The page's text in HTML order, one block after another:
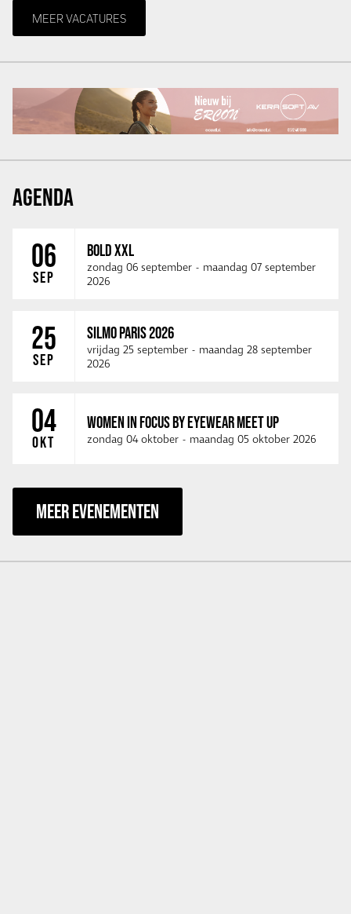
MEER VACATURES
AGENDA
06
SEP
BOLD XXL
zondag 06 september - maandag 07 september
2026
25
SEP
SILMO PARIS 2026
vrijdag 25 september - maandag 28 september
2026
04
OKT
WOMEN IN FOCUS BY EYEWEAR MEET UP
zondag 04 oktober - maandag 05 oktober 2026
MEER EVENEMENTEN